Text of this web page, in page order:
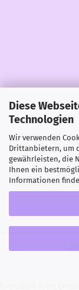
Diese
Technologien
Wir verwenden
Drittanbietern, um
gewährleisten, die
Ihnen ein
Informationen